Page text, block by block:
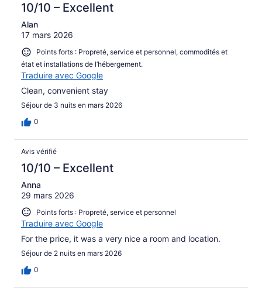
10/10 – Excellent
Alan
17 mars 2026
Points forts : Propreté, service et personnel, commodités et
état et installations de l’hébergement.
Traduire avec Google
Clean, convenient stay
Séjour de 3 nuits en mars 2026
0
Avis vérifié
10/10 – Excellent
Anna
29 mars 2026
Points forts : Propreté, service et personnel
Traduire avec Google
For the price, it was a very nice a room and location.
Séjour de 2 nuits en mars 2026
0